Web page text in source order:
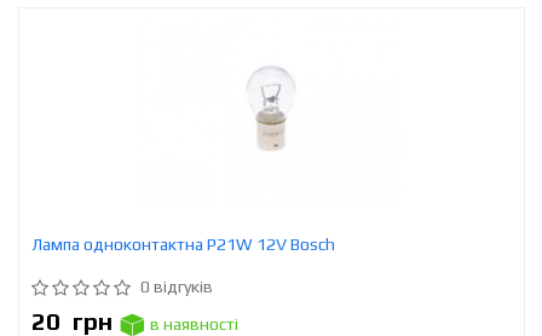
Лампа одноконтактна P21W 12V Bosch
0 відгуків
20 грн
в наявності